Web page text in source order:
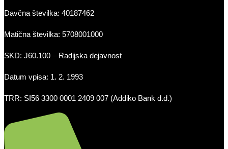
Davčna številka: 40187462
Matična številka: 5708001000
SKD: J60.100 – Radijska dejavnost
Datum vpisa: 1. 2. 1993
TRR: SI56 3300 0001 2409 007 (Addiko Bank d.d.)